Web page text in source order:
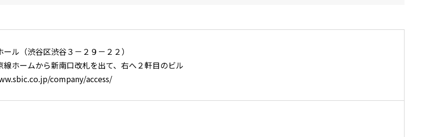
ル（渋谷区渋谷３－２９－２２）
線ホームから新南口改札を出て、右へ２軒目のビル
company/access/